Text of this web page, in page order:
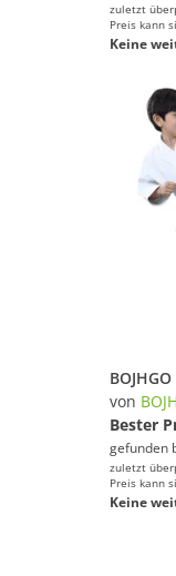
zuletzt
Preis kann
Keine
von
Bester
gefunden
zuletzt
Preis kann
Keine